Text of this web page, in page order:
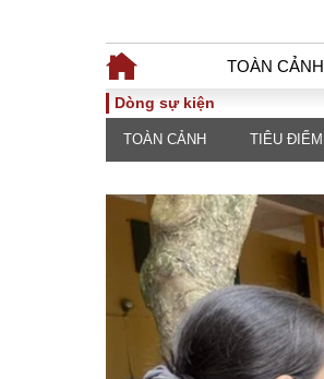
TOÀN CẢNH
TOÀN CẢNH
Chính sách
Sự kiện
Đối thoại
Thế giới
Dòng sự kiện
TOÀN CẢNH TIÊU ĐIỂM